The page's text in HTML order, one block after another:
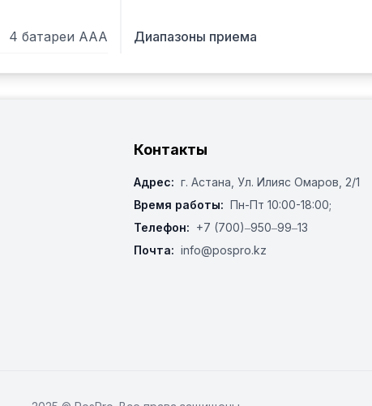
4 батареи ААА Диапазоны приема
Контакты
Адрес: г. Астана, ​Ул. Илияс Омаров, 2/1
Время работы: Пн-Пт 10:00-18:00;
Телефон: +7 (700)‒950‒99‒13
Почта: info@pospro.kz